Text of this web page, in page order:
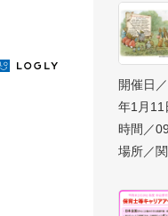
開催日
年1月11
時間／
場所／